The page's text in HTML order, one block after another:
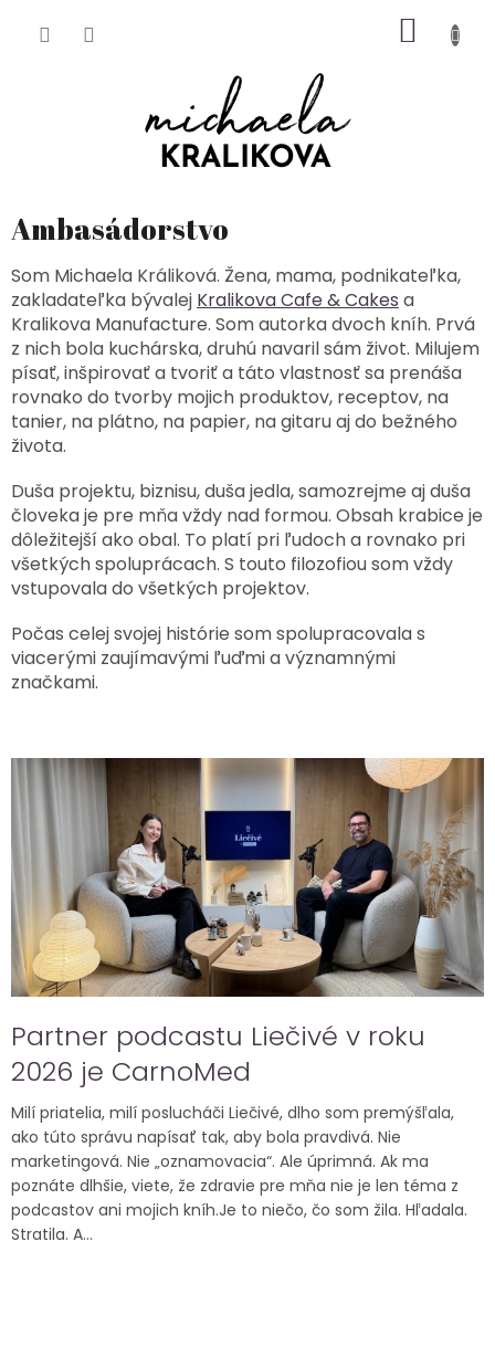
KOŠÍK
Ambasádorstvo
Som Michaela Králiková. Žena, mama, podnikateľka,
zakladateľka bývalej Kralikova Cafe & Cakes a
Kralikova Manufacture. Som autorka dvoch kníh. Prvá
z nich bola kuchárska, druhú navaril sám život. Milujem
písať, inšpirovať a tvoriť a táto vlastnosť sa prenáša
rovnako do tvorby mojich produktov, receptov, na
tanier, na plátno, na papier, na gitaru aj do bežného
života.
Duša projektu, biznisu, duša jedla, samozrejme aj duša
človeka je pre mňa vždy nad formou. Obsah krabice je
dôležitejší ako obal. To platí pri ľudoch a rovnako pri
všetkých spoluprácach. S touto filozofiou som vždy
vstupovala do všetkých projektov.
Počas celej svojej histórie som spolupracovala s
viacerými zaujímavými ľuďmi a významnými
značkami.
V
ý
s
č
l
á
n
k
v
Partner podcastu Liečivé v roku
2026 je CarnoMed
Milí priatelia, milí poslucháči Liečivé, dlho som premýšľala,
ako túto správu napísať tak, aby bola pravdivá. Nie
marketingová. Nie „oznamovacia“. Ale úprimná. Ak ma
poznáte dlhšie, viete, že zdravie pre mňa nie je len téma z
podcastov ani mojich kníh.Je to niečo, čo som žila. Hľadala.
Stratila. A...